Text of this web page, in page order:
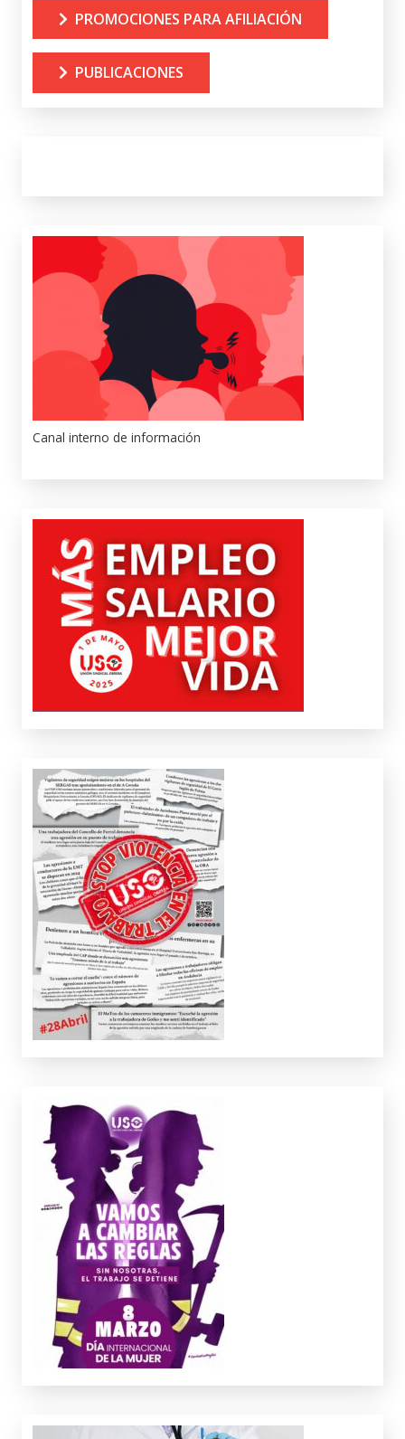
PROMOCIONES PARA AFILIACIÓN
PUBLICACIONES
Canal interno de información